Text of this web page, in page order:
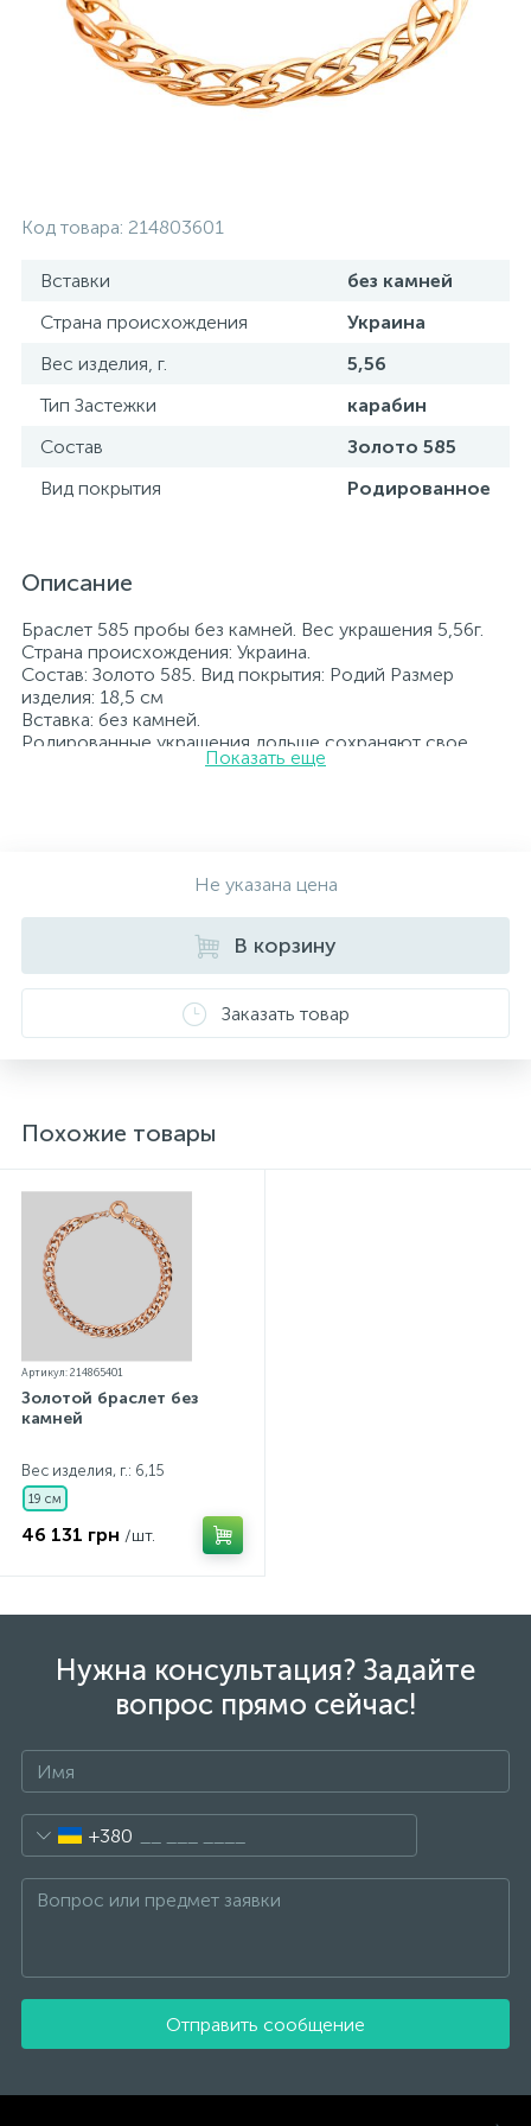
Код товара: 214803601
Вставки
без камней
Страна происхождения
Украина
Вес изделия, г.
5,56
Тип Застежки
карабин
Состав
Золото 585
Вид покрытия
Родированное
Описание
Браслет 585 пробы без камней. Вес украшения 5,56г.
Страна происхождения: Украина.
Состав: Золото 585. Вид покрытия: Родий Размер
изделия: 18,5 см
Вставка: без камней.
Родированные украшения дольше сохраняют свое
первоначальное состояние, а именно цвет и блеск
проба. К каждому ювелирному украшению
прилагаются бирка с указанием всех
параметров.*Цвета изделий на сайте могут
незначительно отличаться от реальных из-за
особенностей цветопередачи экрана
Показать еще
Не указана цена
В корзину
Заказать товар
Похожие товары
Артикул: 214865401
Золотой браслет без
камней
Вес изделия, г.: 6,15
19 см
46 131 грн /шт.
Нужна консультация? Задайте
вопрос прямо сейчас!
+380
Отправить сообщение
КонтактыСеребряные колье
Серебряные цепочки